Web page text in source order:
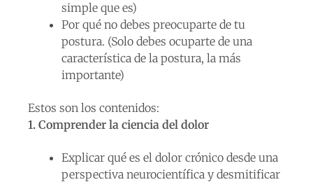
simple que es)
Por qué no debes preocuparte de tu
postura. (Solo debes ocuparte de una
característica de la postura, la más
importante)
Estos son los contenidos:
1. Comprender la ciencia del dolor
Explicar qué es el dolor crónico desde una
perspectiva neurocientífica y desmitificar